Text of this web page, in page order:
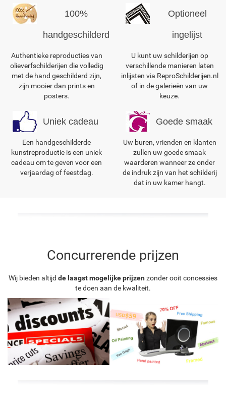
100%
handgeschilderd
Authentieke reproducties van
olieverfschilderijen die volledig
met de hand geschilderd zijn,
zijn mooier dan prints en
posters.
Optioneel
ingelijst
U kunt uw schilderijen op
verschillende manieren laten
inlijsten via ReproSchilderijen.nl
of in de galerieën van uw
keuze.
Uniek cadeau
Een handgeschilderde
kunstreproductie is een uniek
cadeau om te geven voor een
verjaardag of feestdag.
Goede smaak
Uw buren, vrienden en klanten
zullen uw goede smaak
waarderen wanneer ze onder
de indruk zijn van het schilderij
dat in uw kamer hangt.
Concurrerende prijzen
Wij bieden altijd de laagst mogelijke prijzen zonder ooit concessies
te doen aan de kwaliteit.